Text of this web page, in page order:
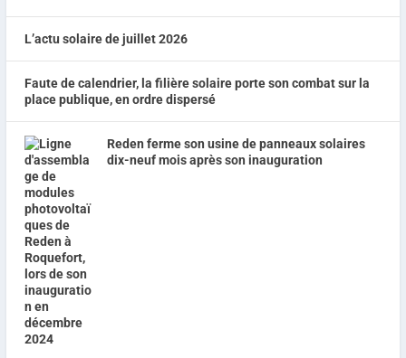
L’actu solaire de juillet 2026
Faute de calendrier, la filière solaire porte son combat sur la
place publique, en ordre dispersé
Reden ferme son usine de panneaux solaires
dix-neuf mois après son inauguration